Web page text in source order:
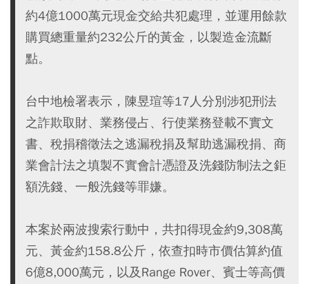
約4億1000萬元現金交給共犯處理，並運用餘款
購買總重量約232公斤的黃金，以製造金流斷
點。
台中地檢署表示，陳昱瑄等17人分別涉犯刑法
之詐欺取財、業務侵占、行使業務登載不實文
書、稅捐稽徵法之逃漏稅捐及幫助逃漏稅捐、商
業會計法之填製不實會計憑證及洗錢防制法之鉅
額洗錢、一般洗錢等罪嫌。
本案於兩波搜索行動中，共扣得現金約9,308萬
元、黃金約158.8公斤，依查扣時市價估算約值
6億8,000萬元，以及Range Rover、賓士等高價